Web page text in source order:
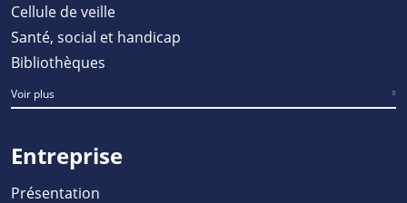
Cellule de veille
Santé, social et handicap
Bibliothèques
Voir plus
Entreprise
Présentation